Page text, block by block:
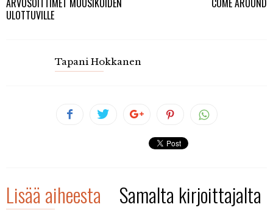
ARVOSOITTIMET MUUSIKOIDEN
ULOTTUVILLE
COME AROUND
Tapani Hokkanen
Lisää aiheesta Samalta kirjoittajalta